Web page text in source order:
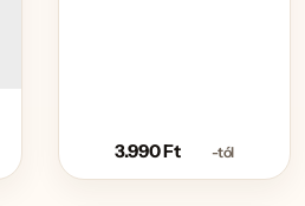
3.990Ft -tól